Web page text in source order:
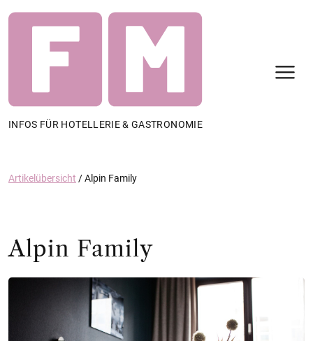
INFOS FÜR HOTELLERIE & GASTRONOMIE
Artikelübersicht /Alpin Family
Alpin Family